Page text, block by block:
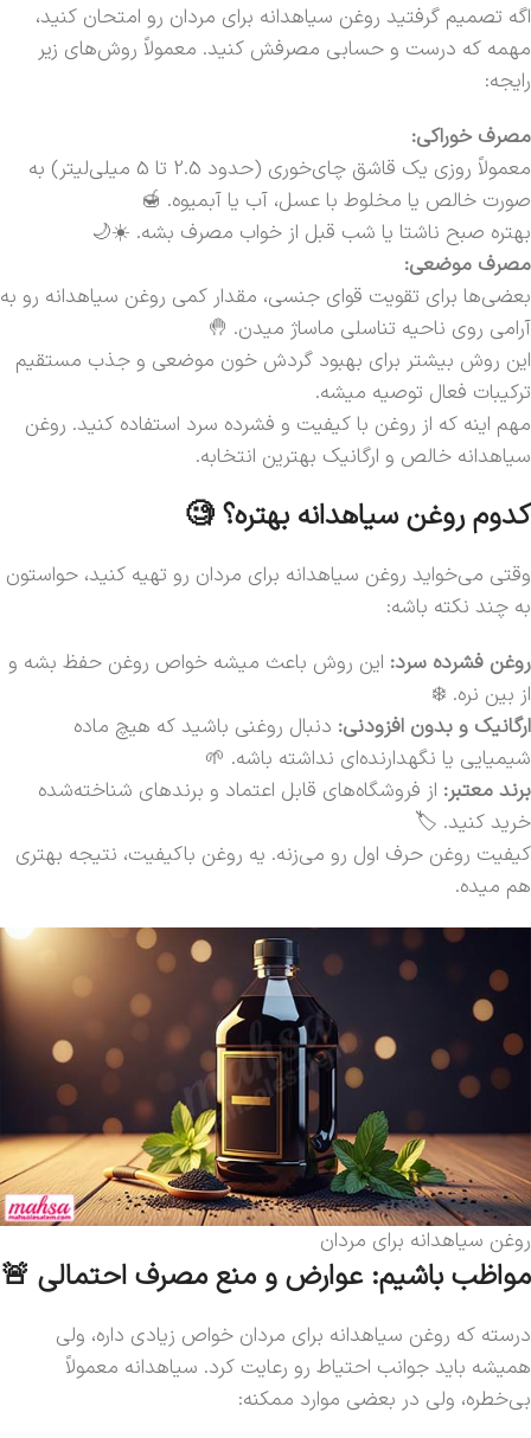
اگه تصمیم گرفتید روغن سیاهدانه برای مردان رو امتحان کنید،
مهمه که درست و حسابی مصرفش کنید. معمولاً روش‌های زیر
رایجه:
مصرف خوراکی:
معمولاً روزی یک قاشق چای‌خوری (حدود 2.5 تا 5 میلی‌لیتر) به
صورت خالص یا مخلوط با عسل، آب یا آبمیوه. 🍯
بهتره صبح ناشتا یا شب قبل از خواب مصرف بشه. ☀️🌙
مصرف موضعی:
بعضی‌ها برای تقویت قوای جنسی، مقدار کمی روغن سیاهدانه رو به
آرامی روی ناحیه تناسلی ماساژ میدن. 🤚
این روش بیشتر برای بهبود گردش خون موضعی و جذب مستقیم
ترکیبات فعال توصیه میشه.
مهم اینه که از روغن با کیفیت و فشرده سرد استفاده کنید. روغن
سیاهدانه خالص و ارگانیک بهترین انتخابه.
کدوم روغن سیاهدانه بهتره؟ 🧐
وقتی می‌خواید روغن سیاهدانه برای مردان رو تهیه کنید، حواستون
به چند نکته باشه:
روغن فشرده سرد: این روش باعث میشه خواص روغن حفظ بشه و
از بین نره. ❄️
ارگانیک و بدون افزودنی: دنبال روغنی باشید که هیچ ماده
شیمیایی یا نگهدارنده‌ای نداشته باشه. 🌱
برند معتبر: از فروشگاه‌های قابل اعتماد و برندهای شناخته‌شده
خرید کنید. 🏷️
کیفیت روغن حرف اول رو می‌زنه. یه روغن باکیفیت، نتیجه بهتری
هم میده.
روغن سیاهدانه برای مردان
مواظب باشیم: عوارض و منع مصرف احتمالی 🚨
درسته که روغن سیاهدانه برای مردان خواص زیادی داره، ولی
همیشه باید جوانب احتیاط رو رعایت کرد. سیاهدانه معمولاً
بی‌خطره، ولی در بعضی موارد ممکنه: